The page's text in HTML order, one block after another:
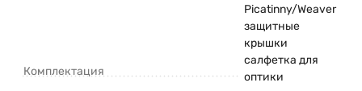
Комплектация
Picatinny/Weaver
защитные
крышки
салфетка для
оптики